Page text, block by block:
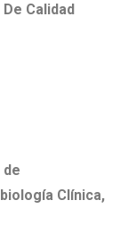
Calidad
de
Clínica,